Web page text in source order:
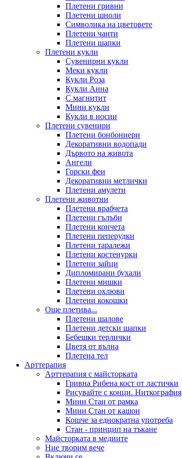
Плетени гривни
Плетени шноли
Символика на цветовете
Плетени чанти
Плетени шапки
Плетени кукли
Сувенирни кукли
Меки кукли
Кукли Роза
Кукли Анна
С магнитит
Мини кукли
Кукли в носии
Плетени сувенири
Плетени бонбониери
Декоративни водопади
Дървото на живота
Ангели
Горски феи
Декоративни метлички
Плетени амулети
Плетени животни
Плетени врабчета
Плетени гълъби
Плетени кончета
Плетени пеперудки
Плетени таралежи
Плетени костенурки
Плетени зайци
Дипломирани бухали
Плетени мишки
Плетени охлюви
Плетени кокошки
Още плетива...
Плетени шалове
Плетени детски шапки
Бебешки терлички
Цветя от вълна
Плетена тел
Арттерапия
Арттерапия с майсторката
Гривна Рибена кост от ластички
Рисувайте с конци. Ниткография
Мини Стан от рамка
Мини Стан от кашон
Кошче за еднократна употреба
Стан - принцип на тъкане
Майсторката в медиите
Ние творим вече